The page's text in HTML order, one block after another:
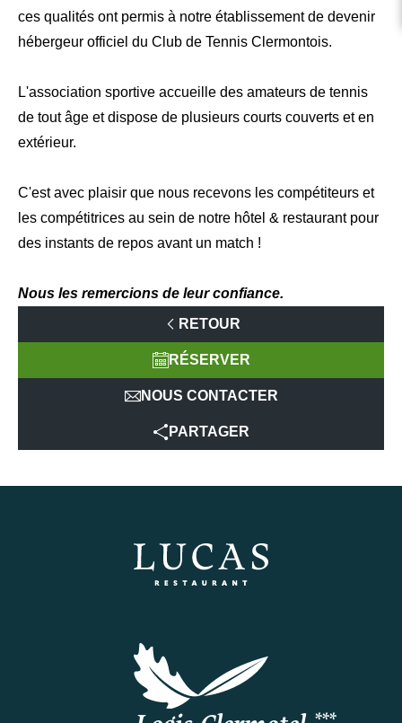
ces qualités ont permis à notre établissement de devenir
hébergeur officiel du Club de Tennis Clermontois.
L'association sportive accueille des amateurs de tennis
de tout âge et dispose de plusieurs courts couverts et en
extérieur.
C'est avec plaisir que nous recevons les compétiteurs et
les compétitrices au sein de notre hôtel & restaurant pour
des instants de repos avant un match !
Nous les remercions de leur confiance.
RETOUR
RÉSERVER
NOUS CONTACTER
PARTAGER